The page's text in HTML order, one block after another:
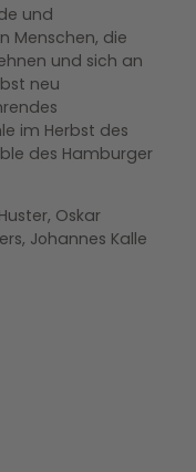
und
Menschen, die
und sich an
neu
im Herbst des
des Hamburger
Oskar
Johannes Kalle